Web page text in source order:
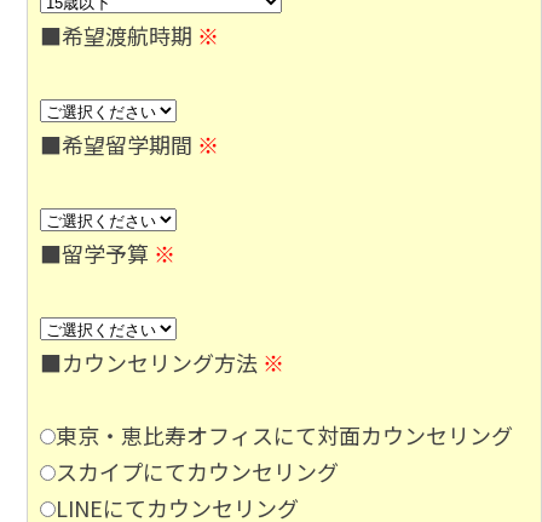
■希望渡航時期 ※
■希望留学期間 ※
■留学予算 ※
■カウンセリング方法 ※
東京・恵比寿オフィスにて対面カウンセリング
スカイプにてカウンセリング
LINEにてカウンセリング